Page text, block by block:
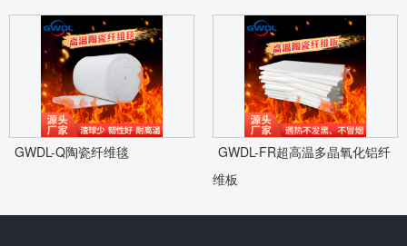
GWDL-Q陶瓷纤维毯
GWDL-FR超高温多晶氧化铝纤
维板